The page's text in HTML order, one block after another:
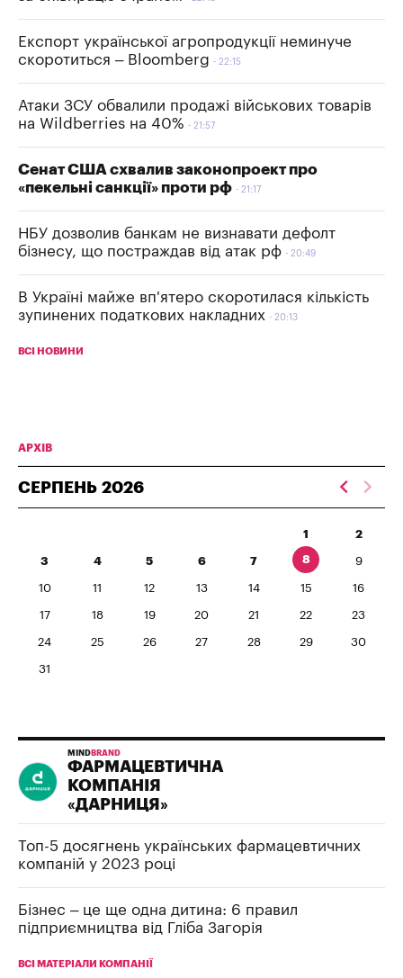
Експорт української агропродукції неминуче
скоротиться – Bloomberg
22:15
Атаки ЗСУ обвалили продажі військових товарів
на Wildberries на 40%
21:57
Сенат США схвалив законопроект про
«пекельні санкції» проти рф
21:17
НБУ дозволив банкам не визнавати дефолт
бізнесу, що постраждав від атак рф
20:49
В Україні майже вп'ятеро скоротилася кількість
зупинених податкових накладних
20:13
ВСІ НОВИНИ
АРХІВ
СЕРПЕНЬ 2026
1 2
3 4 5 6 7 8 9
10 11 12 13 14 15 16
17 18 19 20 21 22 23
24 25 26 27 28 29 30
31
MIND BRAND
ФАРМАЦЕВТИЧНА
КОМПАНІЯ
«ДАРНИЦЯ»
Топ-5 досягнень українських фармацевтичних
компаній у 2023 році
Бізнес – це ще одна дитина: 6 правил
підприємництва від Гліба Загорія
ВСІ МАТЕРІАЛИ КОМПАНІЇ